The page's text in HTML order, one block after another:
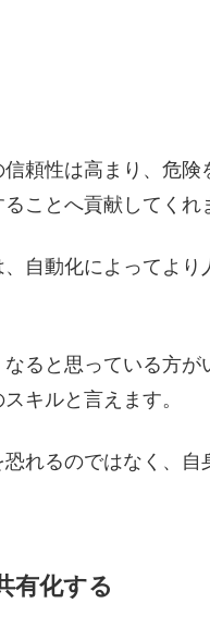
頼性は高まり、危
ことへ貢献してくれ
自動化によってよ
ると思っている方
キルと言えます。
れるのではなく、
有化する